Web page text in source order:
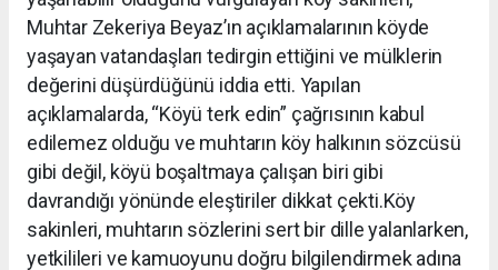
Muhtar Zekeriya Beyaz’ın açıklamalarının köyde
yaşayan vatandaşları tedirgin ettiğini ve mülklerin
değerini düşürdüğünü iddia etti. Yapılan
açıklamalarda, “Köyü terk edin” çağrısının kabul
edilemez olduğu ve muhtarın köy halkının sözcüsü
gibi değil, köyü boşaltmaya çalışan biri gibi
davrandığı yönünde eleştiriler dikkat çekti.Köy
sakinleri, muhtarın sözlerini sert bir dille yalanlarken,
yetkilileri ve kamuoyunu doğru bilgilendirmek adına